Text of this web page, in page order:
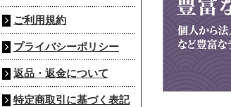
ご利用規約
プライバシーポリシー
返品・返金について
特定商取引に基づく表記